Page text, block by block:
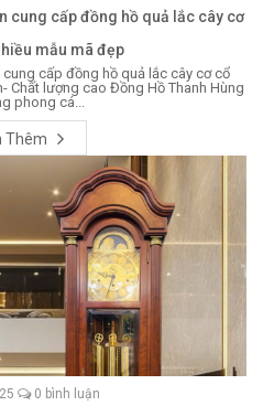
cung cấp đồng hồ quả lắc cây cơ
mẫu mã đẹp
cấp đồng hồ quả lắc cây cơ cổ
Chất lượng cao Đồng Hồ Thanh Hùng
phong cá...
Thêm
0 bình luận